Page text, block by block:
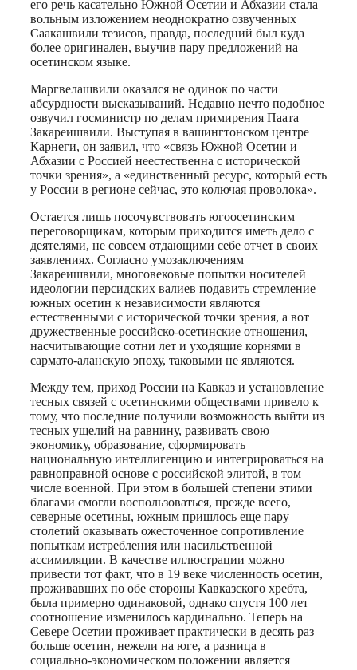
его речь касательно Южной Осетии и Абхазии стала
вольным изложением неоднократно озвученных
Саакашвили тезисов, правда, последний был куда
более оригинален, выучив пару предложений на
осетинском языке.
Маргвелашвили оказался не одинок по части
абсурдности высказываний. Недавно нечто подобное
озвучил госминистр по делам примирения Паата
Закареишвили. Выступая в вашингтонском центре
Карнеги, он заявил, что «связь Южной Осетии и
Абхазии с Россией неестественна с исторической
точки зрения», а «единственный ресурс, который есть
у России в регионе сейчас, это колючая проволока».
Остается лишь посочувствовать югоосетинским
переговорщикам, которым приходится иметь дело с
деятелями, не совсем отдающими себе отчет в своих
заявлениях. Согласно умозаключениям
Закареишвили, многовековые попытки носителей
идеологии персидских валиев подавить стремление
южных осетин к независимости являются
естественными с исторической точки зрения, а вот
дружественные российско-осетинские отношения,
насчитывающие сотни лет и уходящие корнями в
сармато-аланскую эпоху, таковыми не являются.
Между тем, приход России на Кавказ и установление
тесных связей с осетинскими обществами привело к
тому, что последние получили возможность выйти из
тесных ущелий на равнину, развивать свою
экономику, образование, сформировать
национальную интеллигенцию и интегрироваться на
равноправной основе с российской элитой, в том
числе военной. При этом в большей степени этими
благами смогли воспользоваться, прежде всего,
северные осетины, южным пришлось еще пару
столетий оказывать ожесточенное сопротивление
попыткам истребления или насильственной
ассимиляции. В качестве иллюстрации можно
привести тот факт, что в 19 веке численность осетин,
проживавших по обе стороны Кавказского хребта,
была примерно одинаковой, однако спустя 100 лет
соотношение изменилось кардинально. Теперь на
Севере Осетии проживает практически в десять раз
больше осетин, нежели на юге, а разница в
социально-экономическом положении является